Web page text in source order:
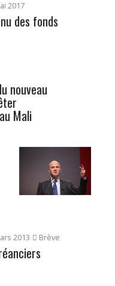
2017
des fonds
nouveau
Mali
2013 Brève